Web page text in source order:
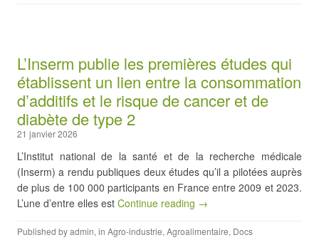
L’Inserm publie les premières études qui
établissent un lien entre la consommation
d’additifs et le risque de cancer et de
diabète de type 2
21 janvier 2026
L’Institut national de la santé et de la recherche médicale
(Inserm) a rendu publiques deux études qu’il a pilotées auprès
de plus de 100 000 participants en France entre 2009 et 2023.
L’une d’entre elles est Continue reading →
Published byadmin, in Agro-industrie, Agroalimentaire, Docs